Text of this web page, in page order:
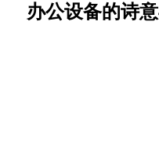
办公设备的诗